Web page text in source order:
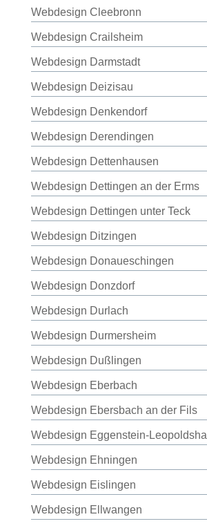
Webdesign Cleebronn
Webdesign Crailsheim
Webdesign Darmstadt
Webdesign Deizisau
Webdesign Denkendorf
Webdesign Derendingen
Webdesign Dettenhausen
Webdesign Dettingen an der Erms
Webdesign Dettingen unter Teck
Webdesign Ditzingen
Webdesign Donaueschingen
Webdesign Donzdorf
Webdesign Durlach
Webdesign Durmersheim
Webdesign Dußlingen
Webdesign Eberbach
Webdesign Ebersbach an der Fils
Webdesign Eggenstein-
Webdesign Ehningen
Webdesign Eislingen
Webdesign Ellwangen